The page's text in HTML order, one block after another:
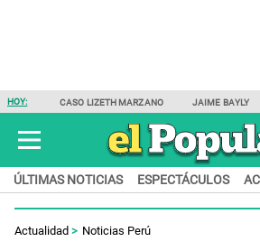
HOY: CASO LIZETH MARZANO JAIME BAYLY
ÚLTIMAS NOTICIAS ESPECTÁCULOS
Actualidad Noticias Perú